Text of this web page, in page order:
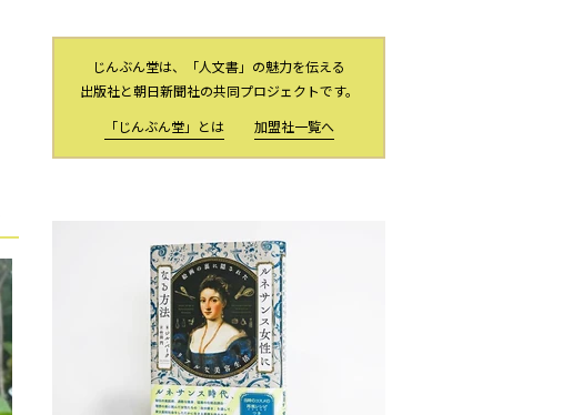
じんぶん堂は、「人文書」の魅力を伝える
出版社と朝日新聞社の共同プロジェクトです。
「じんぶん堂」とは
加盟社一覧へ